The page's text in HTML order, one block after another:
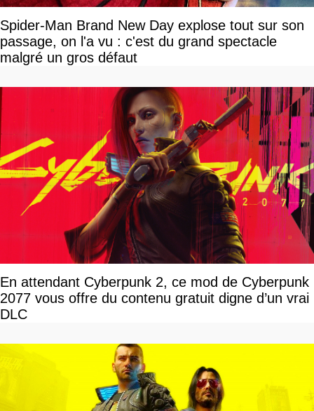
Spider-Man Brand New Day explose tout sur son
passage, on l'a vu : c'est du grand spectacle
malgré un gros défaut
En attendant Cyberpunk 2, ce mod de Cyberpunk
2077 vous offre du contenu gratuit digne d’un vrai
DLC